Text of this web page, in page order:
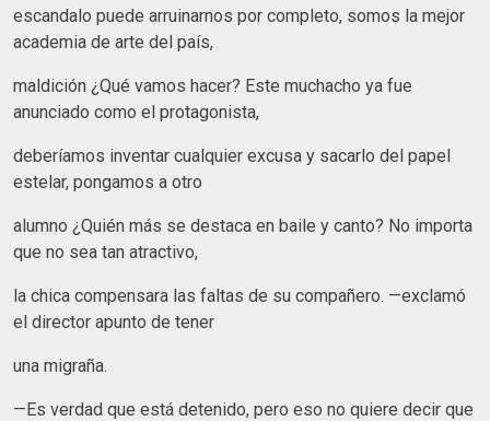
escandalo puede arruinarnos por completo, somos la mejor
academia de arte del país,
maldición ¿Qué vamos hacer? Este muchacho ya fue
anunciado como el protagonista,
deberíamos inventar cualquier excusa y sacarlo del papel
estelar, pongamos a otro
alumno ¿Quién más se destaca en baile y canto? No importa
que no sea tan atractivo,
la chica compensara las faltas de su compañero. —exclamó
el director apunto de tener
una migraña.
—Es verdad que está detenido, pero eso no quiere decir que